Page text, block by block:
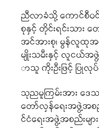
ညီလာခံသို့ ကောင်စီဝင်
စုနှင့် တိုင်းရင်းသား
အင်အားစု၊ မွန်လူထုအ
မျိုးသမီးနှင့် လူငယ်အ
ာသူ ကိုးဦးဖြင့် ပြုလုပ်
သုညမူကြမ်းအား ဒ
တော်လှန်ရေးအဖွဲ့အစည်
င်ငံရေးအဖွဲ့အစည်းမျ